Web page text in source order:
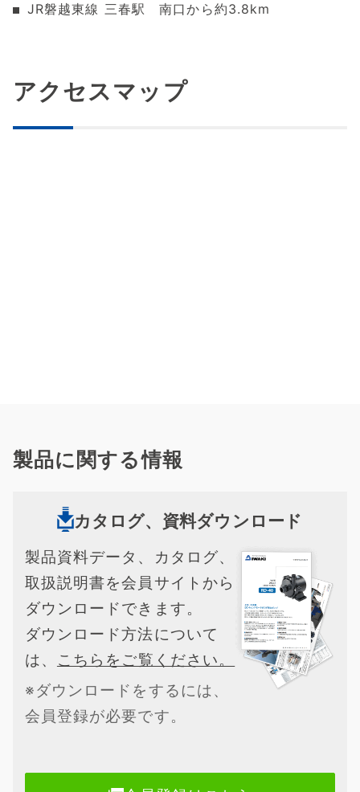
JR磐越東線 三春駅 南口から約3.8km
アクセスマップ
製品に関する情報
カタログ、資料ダウンロード
製品資料データ、カタログ、
取扱説明書を会員サイトから
ダウンロードできます。
ダウンロード方法について
は、 こちらをご覧ください。
※ダウンロードをするには、
会員登録が必要です。